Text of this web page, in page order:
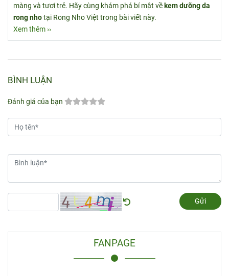
màng và tươi trẻ. Hãy cùng khám phá bí mật vềkem dưỡng da
rong nhotại Rong Nho Việt trong bài viết này.
Xem thêm ››
BÌNH LUẬN
Đánh giá của bạn
Gửi
FANPAGE